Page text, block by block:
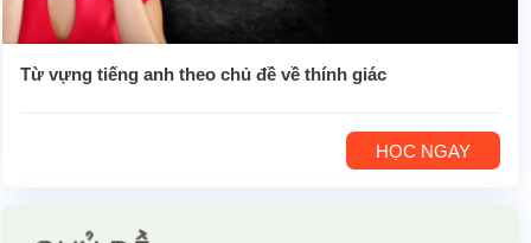
Từ vựng tiếng anh theo chủ đề về thính giác
HỌC NGAY